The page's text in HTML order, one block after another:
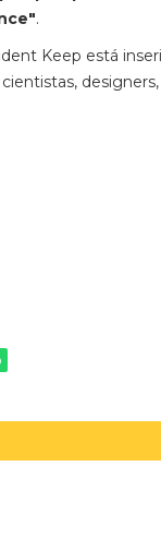
.
Keep está